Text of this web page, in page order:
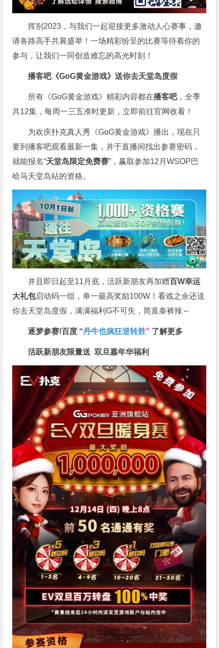
挥别2023，与我们一起迎接更多激动人心赛事，邀
请各路高手共襄盛举！一场精彩纷呈的比赛等待着你的
参与，让我们一同创造难忘的高光时刻！
播客吧《GoG黄金游戏》送你去天堂岛度假
所有《GoG黄金游戏》精彩内容都在播客吧，全季
共12集，每周一三五准时更新，立即前往官网收看！
为欢庆扑克真人秀《GoG黄金游戏》播出，现在只
要到播客吧观看最新一集，并于直播间找出参赛密码，
就能报名“天堂岛限定免费赛”，赢取参加12月WSOP巴
哈马天堂岛站的资格。
并且即日起至11月底，活跃新朋友再加赠百W幸运
大礼包启动码一组，单一最高奖励100W！看戏之余还送
你去天堂岛度假，满满福利G不可失，简直泰裤辣～
逐梦参赛!百度 “丹牛也疯狂逆转胜” 了解更多
活跃新朋友限量送双旦嘉年华福利